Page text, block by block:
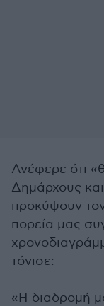
Ανέφερε ότι
Δημάρχους
προκύψουν
πορεία μας
τόνισε:
«Η διαδρομή